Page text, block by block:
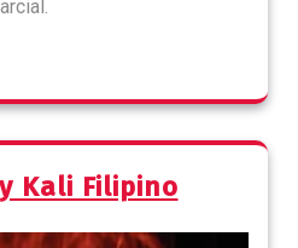
Kali Filipino